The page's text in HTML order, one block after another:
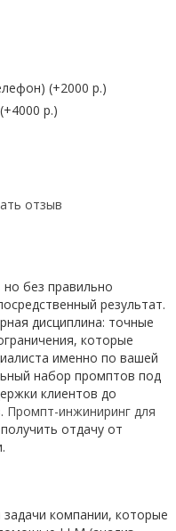
(+2000 р.)
(+4000 р.)
отзыв
без правильно
результат.
дисциплина: точные
которые
именно по вашей
набор промптов под
клиентов до
Промпт-инжиниринг для
отдачу от
компании, которые